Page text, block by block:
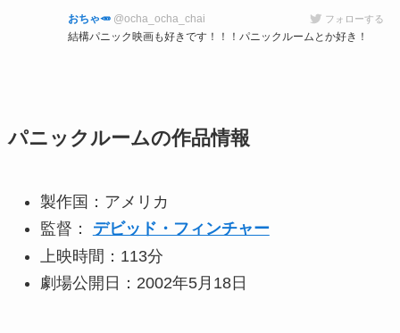
おちゃ🥕 @ocha_ocha_chai フォローする
結構パニック映画も好きです！！！パニックルームとか好き！
パニックルームの作品情報
製作国：アメリカ
監督： デビッド・フィンチャー
上映時間：113分
劇場公開日：2002年5月18日